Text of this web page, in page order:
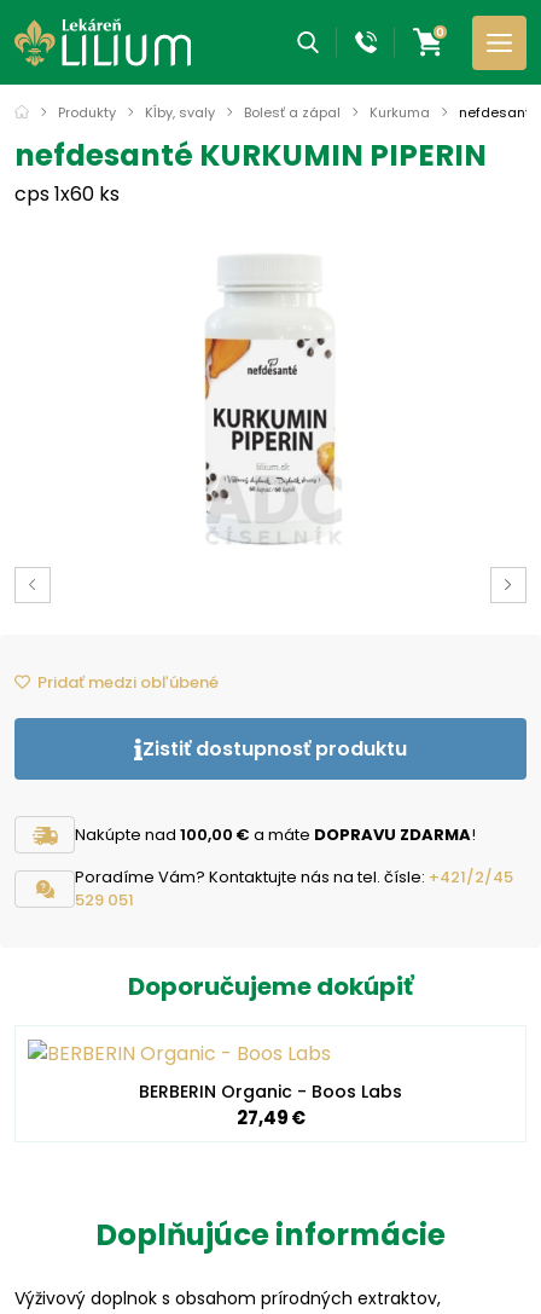
0
Produkty Kĺby, svaly Bolesť a zápal Kurkuma nefdesanté
nefdesanté KURKUMIN PIPERIN
cps 1x60 ks
Pridať medzi obľúbené
Zistiť dostupnosť produktu
Nakúpte nad 100,00 € a máte DOPRAVU ZDARMA!
Poradíme Vám? Kontaktujte nás na tel. čísle: +421/2/45
529 051
Doporučujeme dokúpiť
BERBERIN Organic - Boos Labs
27,49 €
Doplňujúce informácie
Výživový doplnok s obsahom prírodných extraktov,